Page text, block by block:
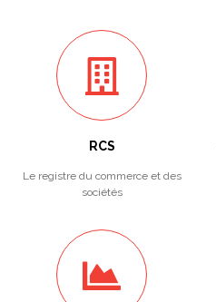
RCS
Le registre du commerce et des
sociétés